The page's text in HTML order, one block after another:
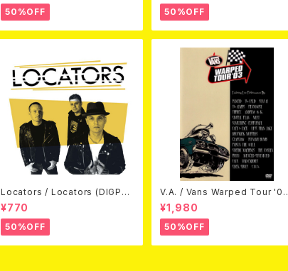
50%OFF 50%OFF
Locators / Locators (DIGPAC
K CD)
¥770
50%OFF
V.A. / Vans Warped Tour '03
(DVD)
¥1,980
50%OFF